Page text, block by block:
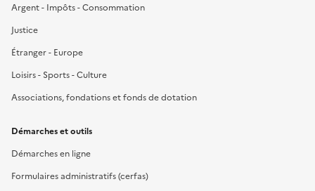
Argent - Impôts - Consommation
Justice
Étranger - Europe
Loisirs - Sports - Culture
Associations, fondations et fonds de dotation
Démarches et outils
Démarches en ligne
Formulaires administratifs (cerfas)